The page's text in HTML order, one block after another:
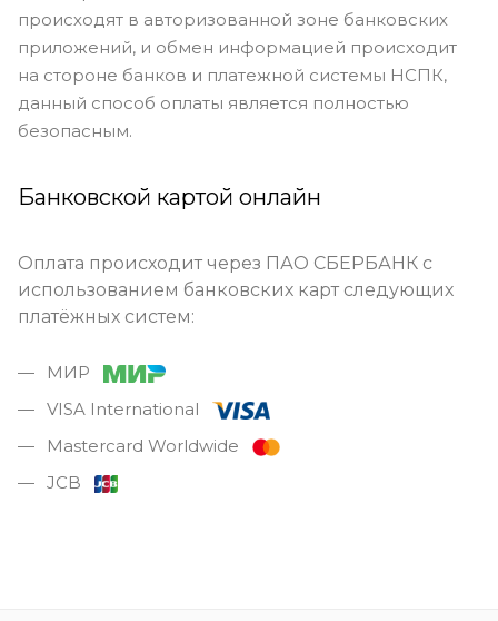
происходят в авторизованной зоне банковских
приложений, и обмен информацией происходит
на стороне банков и платежной системы НСПК,
данный способ оплаты является полностью
безопасным.
Банковской картой онлайн
Оплата происходит через ПАО СБЕРБАНК с
использованием банковских карт следующих
платёжных систем:
МИР
VISA International
Mastercard Worldwide
JCB